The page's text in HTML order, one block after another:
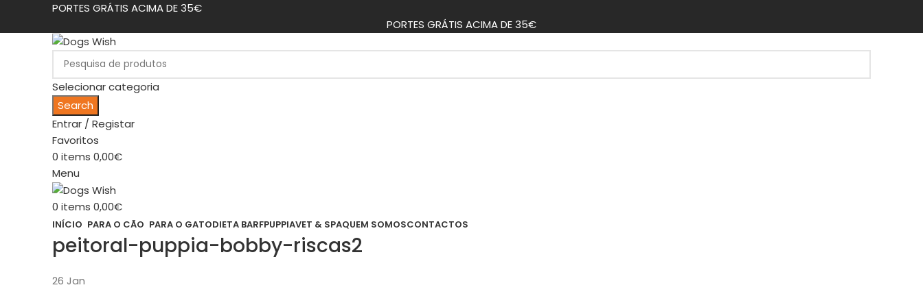
PORTES GRÁTIS ACIMA DE 35€
PORTES GRÁTIS ACIMA DE 35€
Selecionar categoria
Search
Entrar / Registar
Favoritos
0 items 0,00€
Menu
0 items 0,00€
INÍCIO PARA O CÃO PARA O GATODIETA BARFPUPPIAVET & SPAQUEM SOMOSCONTACTOS
peitoral-puppia-bobby-riscas2
26 Jan